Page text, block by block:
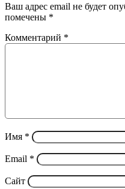
Ваш адрес email не будет
помечены *
Комментарий *
Имя *
Email *
Сайт